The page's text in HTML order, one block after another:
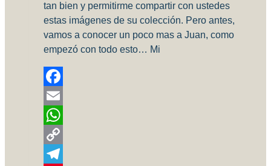
tan bien y permitirme compartir con ustedes
estas imágenes de su colección. Pero antes,
vamos a conocer un poco mas a Juan, como
empezó con todo esto… Mi
Facebook
Email
WhatsApp
Copy